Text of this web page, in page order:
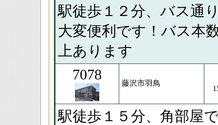
駅徒歩１２分、バス通
大変便利です！バス本
上あります
7078
藤沢市羽鳥
駅徒歩１５分、角部屋